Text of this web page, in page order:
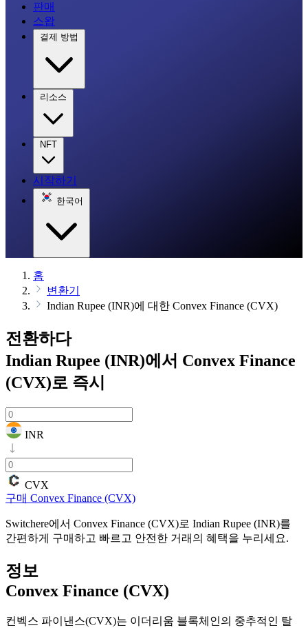
판매
스왑
결제 방법
리소스
NFT
시작하기
한국어
홈
변환기
Indian Rupee (INR)에 대한 Convex Finance (CVX)
전환하다
Indian Rupee (INR)에서 Convex Finance
(CVX)로 즉시
INR
CVX
구매 Convex Finance (CVX)
Switchere에서 Convex Finance (CVX)로 Indian Rupee (INR)를
간편하게 구매하고 빠르고 안전한 거래의 혜택을 누리세요.
정보
Convex Finance (CVX)
컨벡스 파이낸스(CVX)는 이더리움 블록체인의 중추적인 탈